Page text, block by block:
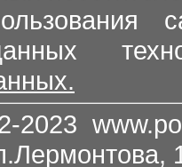
2023